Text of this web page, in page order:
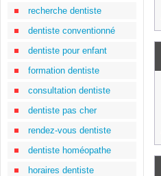
recherche dentiste
dentiste conventionné
dentiste pour enfant
formation dentiste
consultation dentiste
dentiste pas cher
rendez-vous dentiste
dentiste homéopathe
horaires dentiste